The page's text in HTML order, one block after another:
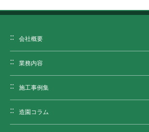
会社概要
業務内容
施工事例集
造園コラム